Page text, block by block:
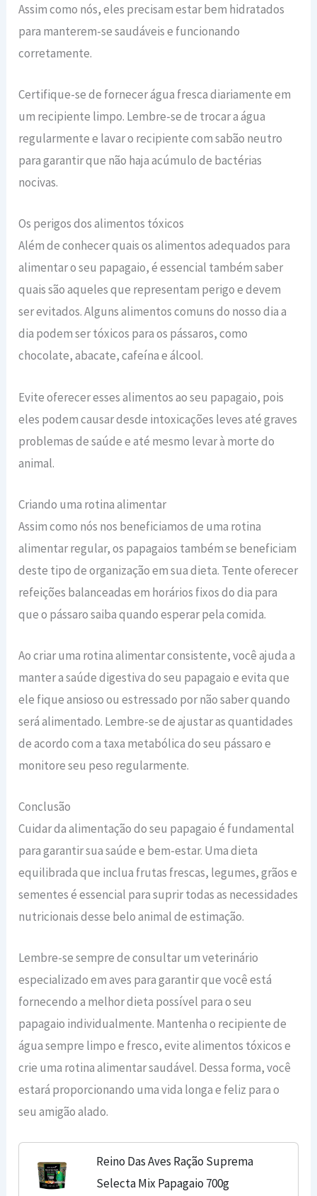
Assim como nós, eles precisam estar bem hidratados
para manterem-se saudáveis e funcionando
corretamente.
Certifique-se de fornecer água fresca diariamente em
um recipiente limpo. Lembre-se de trocar a água
regularmente e lavar o recipiente com sabão neutro
para garantir que não haja acúmulo de bactérias
nocivas.
Os perigos dos alimentos tóxicos
Além de conhecer quais os alimentos adequados para
alimentar o seu papagaio, é essencial também saber
quais são aqueles que representam perigo e devem
ser evitados. Alguns alimentos comuns do nosso dia a
dia podem ser tóxicos para os pássaros, como
chocolate, abacate, cafeína e álcool.
Evite oferecer esses alimentos ao seu papagaio, pois
eles podem causar desde intoxicações leves até graves
problemas de saúde e até mesmo levar à morte do
animal.
Criando uma rotina alimentar
Assim como nós nos beneficiamos de uma rotina
alimentar regular, os papagaios também se beneficiam
deste tipo de organização em sua dieta. Tente oferecer
refeições balanceadas em horários fixos do dia para
que o pássaro saiba quando esperar pela comida.
Ao criar uma rotina alimentar consistente, você ajuda a
manter a saúde digestiva do seu papagaio e evita que
ele fique ansioso ou estressado por não saber quando
será alimentado. Lembre-se de ajustar as quantidades
de acordo com a taxa metabólica do seu pássaro e
monitore seu peso regularmente.
Conclusão
Cuidar da alimentação do seu papagaio é fundamental
para garantir sua saúde e bem-estar. Uma dieta
equilibrada que inclua frutas frescas, legumes, grãos e
sementes é essencial para suprir todas as necessidades
nutricionais desse belo animal de estimação.
Lembre-se sempre de consultar um veterinário
especializado em aves para garantir que você está
fornecendo a melhor dieta possível para o seu
papagaio individualmente. Mantenha o recipiente de
água sempre limpo e fresco, evite alimentos tóxicos e
crie uma rotina alimentar saudável. Dessa forma, você
estará proporcionando uma vida longa e feliz para o
seu amigão alado.
Reino Das Aves Ração Suprema
Selecta Mix Papagaio 700g